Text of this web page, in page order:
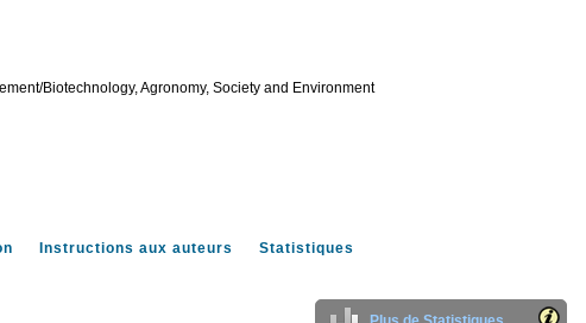
Biotechnology, Agronomy, Society and Environment
Instructions aux auteurs Statistiques